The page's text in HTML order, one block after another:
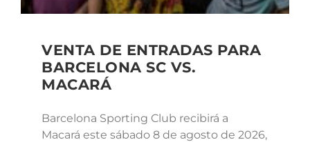
VENTA DE ENTRADAS PARA
BARCELONA SC VS.
MACARÁ
Barcelona Sporting Club recibirá a
Macará este sábado 8 de agosto de 2026,